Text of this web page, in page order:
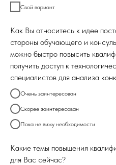
Свой вариант
Как Вы относитесь к идее
стороны обучающего и
можно быстро повысить
получить доступ к
специалистов для анализа
Очень заинтересован
Скорее заинтересован
Пока не вижу необходимости
Какие темы повышения
для Вас сейчас?